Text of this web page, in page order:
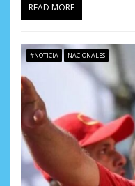
READ MORE
#NOTICIA NACIONALES